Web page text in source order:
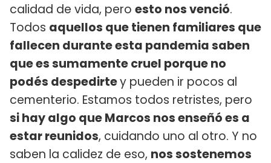
calidad de vida, pero esto nos venció.
Todos aquellos que tienen familiares que
fallecen durante esta pandemia saben
que es sumamente cruel porque no
podés despedirtey pueden ir pocos al
cementerio. Estamos todos retristes, pero
si hay algo que Marcos nos enseñó es a
estar reunidos, cuidando uno al otro. Y no
saben la calidez de eso, nos sostenemos